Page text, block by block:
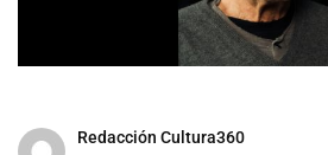
Redacción Cultura360